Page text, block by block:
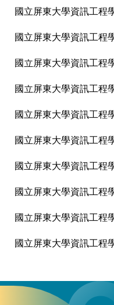
國立屏東大學資訊工程
國立屏東大學資訊工程
國立屏東大學資訊工程
國立屏東大學資訊工程
國立屏東大學資訊工程